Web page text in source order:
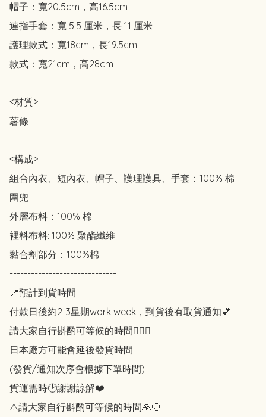
帽子：寬20.5cm，高16.5cm
連指手套：寬 5.5 厘米，長 11 厘米
護理款式：寬18cm，長19.5cm
款式：寬21cm，高28cm
<材質>
薯條
<構成>
組合內衣、短內衣、帽子、護理護具、手套：100% 棉
圍兜
外層布料：100% 棉
裡料布料: 100% 聚酯纖維
黏合劑部分：100%棉
------------------------------
📍預計到貨時間
付款日後約2-3星期work week，到貨後有取貨通知💕
請大家自行斟酌可等候的時間🙇🏻‍♀️
日本廠方可能會延後發貨時間
(發貨/通知次序會根據下單時間)
貨運需時🕑謝謝諒解❤️
⚠️請大家自行斟酌可等候的時間🙏🏻